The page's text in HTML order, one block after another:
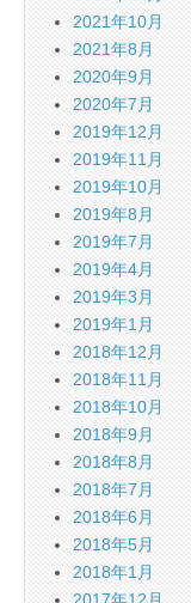
2021年10月
2021年8月
2020年9月
2020年7月
2019年12月
2019年11月
2019年10月
2019年8月
2019年7月
2019年4月
2019年3月
2019年1月
2018年12月
2018年11月
2018年10月
2018年9月
2018年8月
2018年7月
2018年6月
2018年5月
2018年1月